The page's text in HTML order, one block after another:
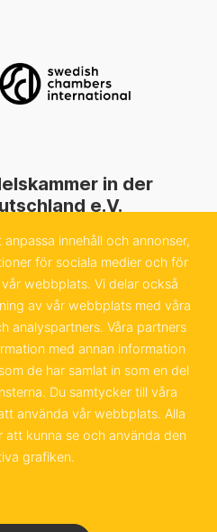
in der
e.V.
innehåll och annonser,
för sociala medier och för
webbplats. Vi delar också
av vår webbplats med våra
analyspartners. Våra partners
med annan information
de har samlat in som en del
Du samtycker till våra
använda vår webbplats. Alla
kunna se och använda den
grafiken.